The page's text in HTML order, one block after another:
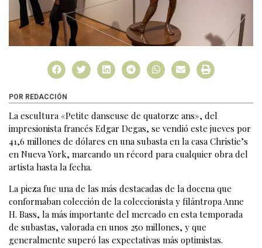
POR REDACCIÓN
La escultura «Petite danseuse de quatorze ans», del
impresionista francés Edgar Degas, se vendió este jueves por
41,6 millones de dólares en una subasta en la casa Christie’s
en Nueva York, marcando un récord para cualquier obra del
artista hasta la fecha.
La pieza fue una de las más destacadas de la docena que
conformaban colección de la coleccionista y filántropa Anne
H. Bass, la más importante del mercado en esta temporada
de subastas, valorada en unos 250 millones, y que
generalmente superó las expectativas más optimistas.